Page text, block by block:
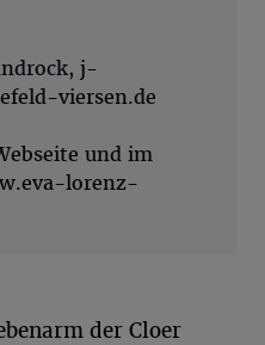
j-
viersen.de
und im
lorenz-
der Cloer